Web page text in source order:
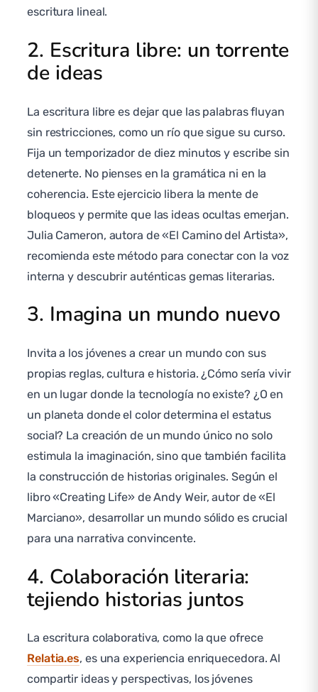
escritura lineal.
2. Escritura libre: un torrente
de ideas
La escritura libre es dejar que las palabras fluyan
sin restricciones, como un río que sigue su curso.
Fija un temporizador de diez minutos y escribe sin
detenerte. No pienses en la gramática ni en la
coherencia. Este ejercicio libera la mente de
bloqueos y permite que las ideas ocultas emerjan.
Julia Cameron, autora de «El Camino del Artista»,
recomienda este método para conectar con la voz
interna y descubrir auténticas gemas literarias.
3. Imagina un mundo nuevo
Invita a los jóvenes a crear un mundo con sus
propias reglas, cultura e historia. ¿Cómo sería vivir
en un lugar donde la tecnología no existe? ¿O en
un planeta donde el color determina el estatus
social? La creación de un mundo único no solo
estimula la imaginación, sino que también facilita
la construcción de historias originales. Según el
libro «Creating Life» de Andy Weir, autor de «El
Marciano», desarrollar un mundo sólido es crucial
para una narrativa convincente.
4. Colaboración literaria:
tejiendo historias juntos
La escritura colaborativa, como la que ofrece
Relatia.es, es una experiencia enriquecedora. Al
compartir ideas y perspectivas, los jóvenes